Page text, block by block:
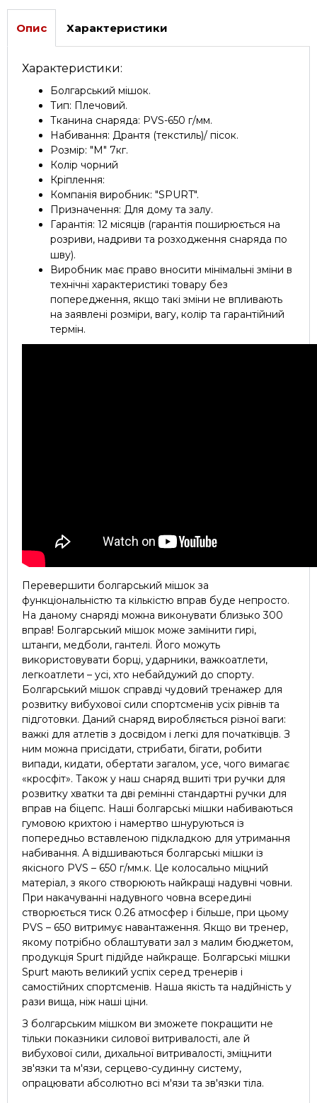
Опис Характеристики
Характеристики:
Болгарський мішок.
Тип: Плечовий.
Тканина снаряда: PVS-650 г/мм.
Набивання: Дрантя (текстиль)/ пісок.
Розмір: "М" 7кг.
Колір чорний
Кріплення:
Компанія виробник: "SPURT".
Призначення: Для дому та залу.
Гарантія: 12 місяців (гарантія поширюється на
розриви, надриви та розходження снаряда по
шву).
Виробник має право вносити мінімальні зміни в
технічні характеристикі товару без
попередження, якщо такі зміни не впливають
на заявлені розміри, вагу, колір та гарантійний
термін.
Перевершити болгарський мішок за
функціональністю та кількістю вправ буде непросто.
На даному снаряді можна виконувати близько 300
вправ! Болгарський мішок може замінити гирі,
штанги, медболи, гантелі. Його можуть
використовувати борці, ударники, важкоатлети,
легкоатлети – усі, хто небайдужий до спорту.
Болгарський мішок справді чудовий тренажер для
розвитку вибухової сили спортсменів усіх рівнів та
підготовки. Даний снаряд виробляється різної ваги: ​​
важкі для атлетів з досвідом і легкі для початківців. З
ним можна присідати, стрибати, бігати, робити
випади, кидати, обертати загалом, усе, чого вимагає
«кросфіт». Також у наш снаряд вшиті три ручки для
розвитку хватки та дві ремінні стандартні ручки для
вправ на біцепс. Наші болгарські мішки набиваються
гумовою крихтою і намертво шнуруються із
попередньо вставленою підкладкою для утримання
набивання. А відшиваються болгарські мішки із
якісного PVS – 650 г/мм.к. Це колосально міцний
матеріал, з якого створюють найкращі надувні човни.
При накачуванні надувного човна всередині
створюється тиск 0.26 атмосфер і більше, при цьому
PVS – 650 витримує навантаження. Якщо ви тренер,
якому потрібно облаштувати зал з малим бюджетом,
продукція Spurt підійде найкраще. Болгарські мішки
Spurt мають великий успіх серед тренерів і
самостійних спортсменів. Наша якість та надійність у
рази вища, ніж наші ціни.
З болгарським мішком ви зможете покращити не
тільки показники силової витривалості, але й
вибухової сили, дихальної витривалості, зміцнити
зв'язки та м'язи, серцево-судинну систему,
опрацювати абсолютно всі м'язи та зв'язки тіла.